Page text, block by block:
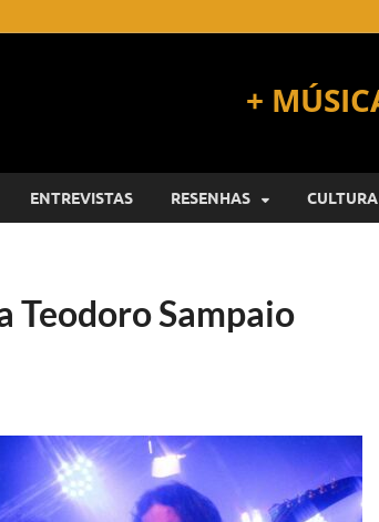
ENTREVISTAS RESENHAS CULTURA
Teodoro Sampaio